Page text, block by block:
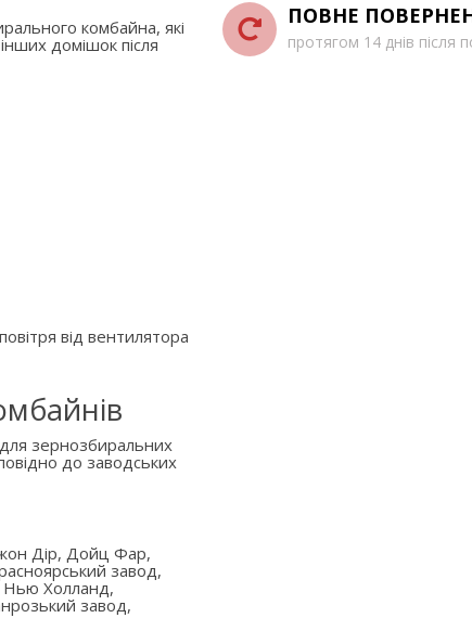
комбайна, які
домішок після
від вентилятора
для зернозбиральних
до заводських
Дір, Дойц Фар,
завод,
Нью Холланд,
завод,
ПОВНЕ
протягом 14 днів після